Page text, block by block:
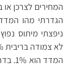
המחירים לצרכן
הגדרתי מהו
ניפצתי מיתוס